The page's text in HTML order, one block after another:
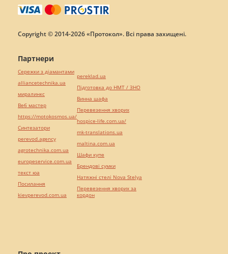
Copyright © 2014-2026 «Протокол». Всі права захищені.
Партнери
Сережки з діамантами
alliancetechnika.ua
миралинкс
Веб мастер
https://motokosmos.ua/
Синтезатори
perevod.agency
agrotechnika.com.ua
europeservice.com.ua
текст юа
Посилання
kievperevod.com.ua
pereklad.ua
Підготовка до НМТ / ЗНО
Винна шафа
Перевезення хворих
hospice-life.com.ua/
mk-translations.ua
maltina.com.ua
Шафи купе
Брендові сумки
Натяжні стелі Nova Stelya
Перевезення хворих за
кордон